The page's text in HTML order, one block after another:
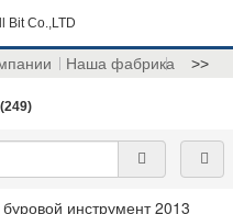
Bit Co.,LTD
Наша фабрика >>
(249)
инструмент 2013